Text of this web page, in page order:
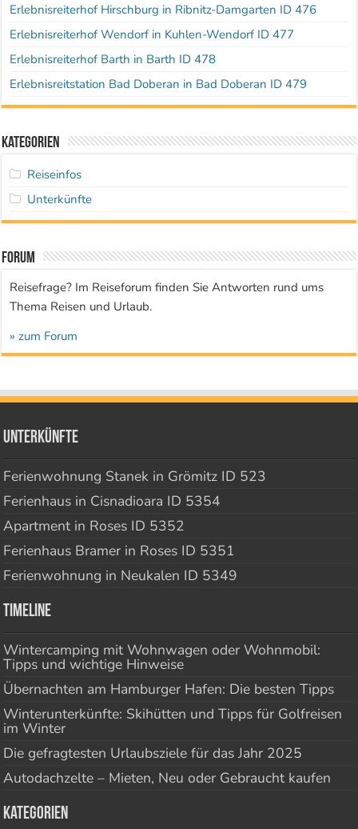
Erlebnisreiterhof Hirschburg in Ribnitz-Damgarten ID 476
Erlebnisreiterhof Wendorf in Kuhlen-Wendorf ID 477
Erlebnisreiterhof Barth in Barth ID 478
Erlebnisreitstation Bad Doberan in Bad Doberan ID 479
Kategorien
Reiseinfos
Unterkünfte
Forum
Reisefrage? Im Reiseforum finden Sie Antworten rund ums
Thema Reisen und Urlaub.
» zum Forum
Unterkünfte
Ferienwohnung Stanek in Grömitz ID 523
Ferienhaus in Cisnadioara ID 5354
Apartment in Roses ID 5352
Ferienhaus Bramer in Roses ID 5351
Ferienwohnung in Neukalen ID 5349
Timeline
Wintercamping mit Wohnwagen oder Wohnmobil:
Tipps und wichtige Hinweise
Übernachten am Hamburger Hafen: Die besten Tipps
Winterunterkünfte: Skihütten und Tipps für Golfreisen
im Winter
Die gefragtesten Urlaubsziele für das Jahr 2025
Autodachzelte – Mieten, Neu oder Gebraucht kaufen
Kategorien